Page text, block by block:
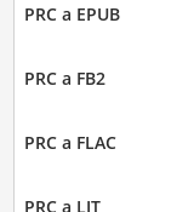
PRC a EPUB
PRC a FB2
PRC a FLAC
PRC a LIT